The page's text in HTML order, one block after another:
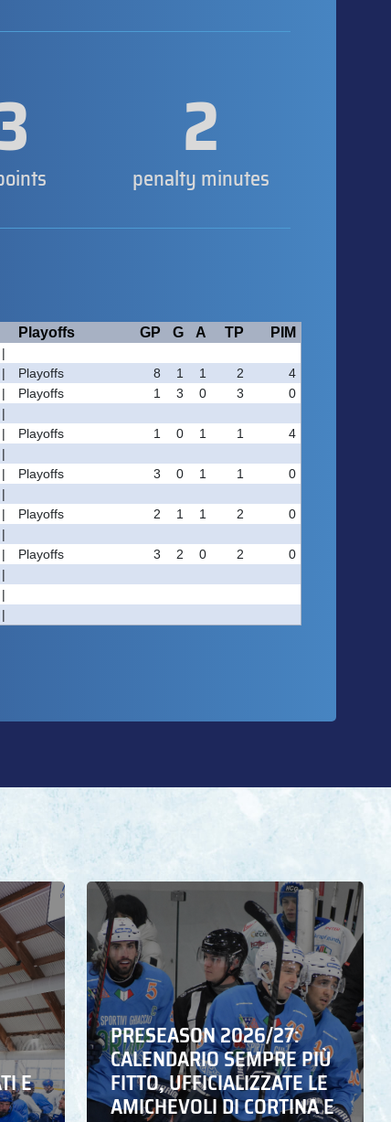
2
penalty minutes
E
PRESEASON 2026/27:
CALENDARIO SEMPRE PIÙ
FITTO, UFFICIALIZZATE LE
AMICHEVOLI DI CORTINA E